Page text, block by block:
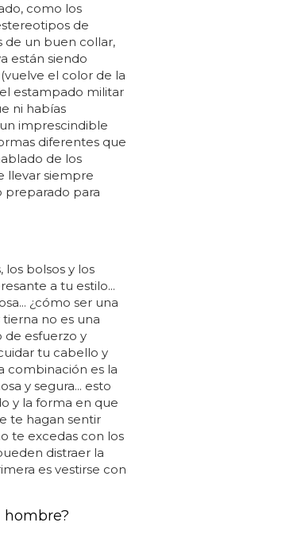
como los
de
de un buen collar,
están siendo
el color de la
estampado militar
ni habías
imprescindible
diferentes que
de los
llevar siempre
preparado para
los bolsos y los
a tu estilo...
¿cómo ser una
no es una
de esfuerzo y
tu cabello y
combinación es la
y segura... esto
y la forma en que
te hagan sentir
te excedas con los
distraer la
es vestirse con
hombre?